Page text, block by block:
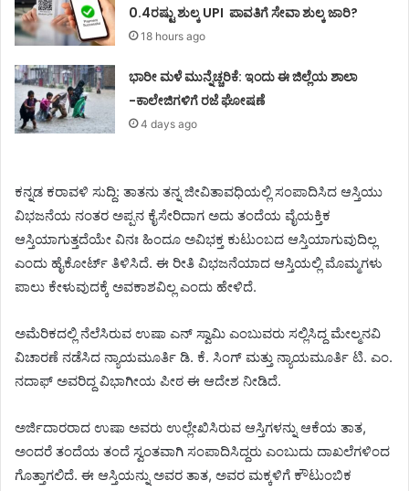
0.4ರಷ್ಟು ಶುಲ್ಕ UPI ಪಾವತಿಗೆ ಸೇವಾ ಶುಲ್ಕ ಜಾರಿ?
18 hours ago
ಭಾರೀ ಮಳೆ ಮುನ್ನೆಚ್ಚರಿಕೆ: ಇಂದು ಈ ಜಿಲ್ಲೆಯ ಶಾಲಾ
-ಕಾಲೇಜಿಗಳಿಗೆ ರಜೆ ಘೋಷಣೆ
4 days ago
ಕನ್ನಡ ಕರಾವಳಿ ಸುದ್ದಿ: ತಾತನು ತನ್ನ ಜೀವಿತಾವಧಿಯಲ್ಲಿ ಸಂಪಾದಿಸಿದ ಆಸ್ತಿಯು
ವಿಭಜನೆಯ ನಂತರ ಅಪ್ಪನ ಕೈಸೇರಿದಾಗ ಅದು ತಂದೆಯ ವೈಯಕ್ತಿಕ
ಆಸ್ತಿಯಾಗುತ್ತದೆಯೇ ವಿನಃ ಹಿಂದೂ ಅವಿಭಕ್ತ ಕುಟುಂಬದ ಆಸ್ತಿಯಾಗುವುದಿಲ್ಲ
ಎಂದು ಹೈಕೋರ್ಟ್ ತಿಳಿಸಿದೆ. ಈ ರೀತಿ ವಿಭಜನೆಯಾದ ಆಸ್ತಿಯಲ್ಲಿ ಮೊಮ್ಮಗಳು
ಪಾಲು ಕೇಳುವುದಕ್ಕೆ ಅವಕಾಶವಿಲ್ಲ ಎಂದು ಹೇಳಿದೆ.
ಅಮೆರಿಕದಲ್ಲಿ ನೆಲೆಸಿರುವ ಉಷಾ ಎನ್‌ ಸ್ವಾಮಿ ಎಂಬುವರು ಸಲ್ಲಿಸಿದ್ದ ಮೇಲ್ಮನವಿ
ವಿಚಾರಣೆ ನಡೆಸಿದ ನ್ಯಾಯಮೂರ್ತಿ ಡಿ. ಕೆ. ಸಿಂಗ್ ಮತ್ತು ನ್ಯಾಯಮೂರ್ತಿ ಟಿ. ಎಂ.
ನದಾಫ್ ಅವರಿದ್ದ ವಿಭಾಗೀಯ ಪೀಠ ಈ ಆದೇಶ ನೀಡಿದೆ.
ಅರ್ಜಿದಾರರಾದ ಉಷಾ ಅವರು ಉಲ್ಲೇಖಿಸಿರುವ ಆಸ್ತಿಗಳನ್ನು ಆಕೆಯ ತಾತ,
ಅಂದರೆ ತಂದೆಯ ತಂದೆ ಸ್ವಂತವಾಗಿ ಸಂಪಾದಿಸಿದ್ದರು ಎಂಬುದು ದಾಖಲೆಗಳಿಂದ
ಗೊತ್ತಾಗಲಿದೆ. ಈ ಆಸ್ತಿಯನ್ನು ಅವರ ತಾತ, ಅವರ ಮಕ್ಕಳಿಗೆ ಕೌಟುಂಬಿಕ